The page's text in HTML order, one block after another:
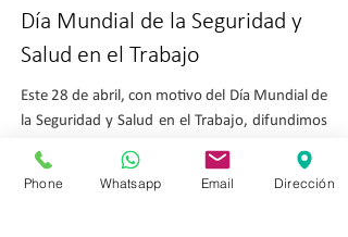
Día Mundial de la Seguridad y
Salud en el Trabajo
Este 28 de abril, con motivo del Día Mundial de
la Seguridad y Salud en el Trabajo, difundimos
desde el CITOP Madrid un artículo de Rubén
Rodríguez Elizalde, Ingeniero Civil colegiado en
la Zona de Madrid y Director del Máster de
Phone Whatsapp Email Dirección